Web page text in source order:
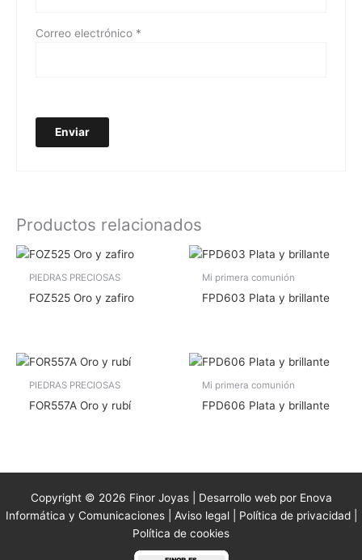
Correo electrónico *
Productos relacionados
PIEDRAS PRECIOSAS
FOZ525 Oro y zafiro
Mi primera comunión
FPD603 Plata y brillante
PIEDRAS PRECIOSAS
FOR557A Oro y rubí
Mi primera comunión
FPD606 Plata y brillante
Copyright © 2026 Finor Joyas | Desarrollo web por Enova
Informática y Comunicaciones | Aviso legal| Política de privacidad|
Política de cookies